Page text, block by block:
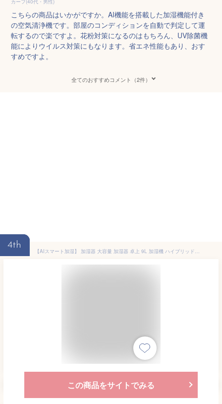
カーフ(40代・男性)
こちらの商品はいかがですか。AI機能を搭載した加湿機能付き
の空気清浄機です。部屋のコンディションを自動で判定して運
転するので楽ですよ。花粉対策になるのはもちろん、UV除菌機
能によりウイルス対策にもなります。省エネ性能もあり、おす
すめですよ。
全てのおすすめコメント（2件）
4th
【AIスマート加湿】 加湿器 大容量 加湿器 卓上 9L 加湿機 ハイブリッド加湿器 加湿器 スチーム式 5重除菌 空気清浄機 湿度設定 マイナスイオン UVライト除菌 高温除菌 リモコン 次亜塩素酸水対応 アロマ対応 入切タイマー 省エネ 母の日
この商品をサイトでみる